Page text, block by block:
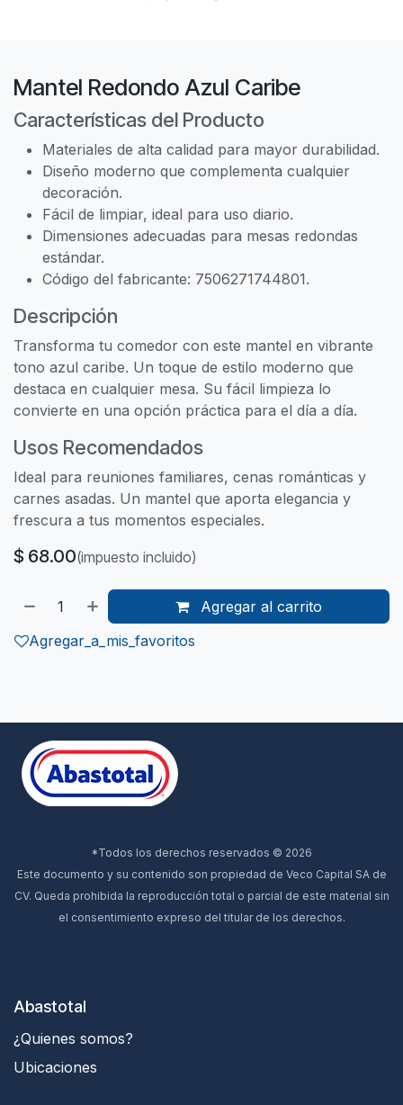
Mantel Redondo Azul Caribe
Características del Producto
Materiales de alta calidad para mayor durabilidad.
Diseño moderno que complementa cualquier
decoración.
Fácil de limpiar, ideal para uso diario.
Dimensiones adecuadas para mesas redondas
estándar.
Código del fabricante: 7506271744801.
Descripción
Transforma tu comedor con este mantel en vibrante
tono azul caribe. Un toque de estilo moderno que
destaca en cualquier mesa. Su fácil limpieza lo
convierte en una opción práctica para el día a día.
Usos Recomendados
Ideal para reuniones familiares, cenas románticas y
carnes asadas. Un mantel que aporta elegancia y
frescura a tus momentos especiales.
$ 68.00(impuesto incluido)
Agregar al carrito
Agregar_a_mis_favoritos
*Todos los derechos reservados © 2026
Este documento y su contenido son propiedad de Veco Capital SA de
CV. Queda prohibida la reproducción total o parcial de este material sin
el consentimiento expreso del titular de los derechos.
Abastotal
¿Quienes somos?
Ubicaciones